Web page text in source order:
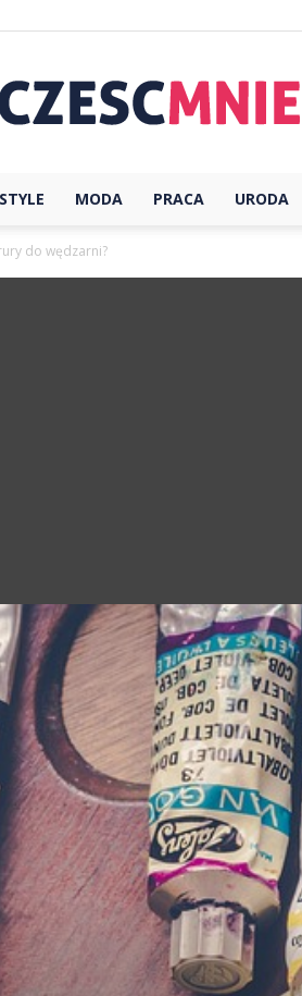
MODA PRACA URODA
do wędzarni?